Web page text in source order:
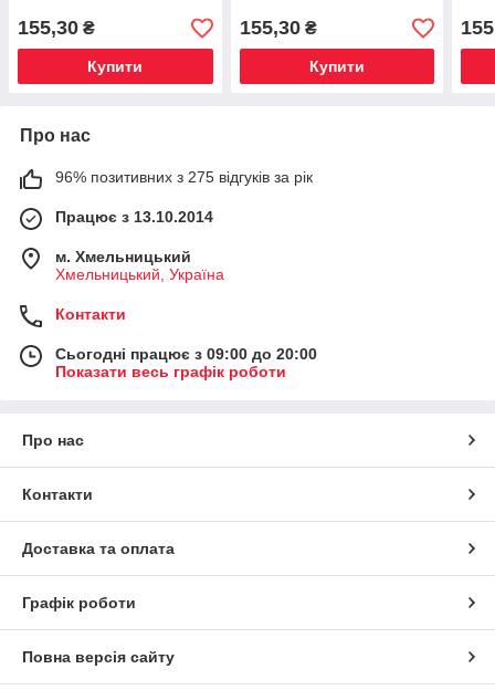
155,30 ₴
Купити
155,30₴
Купити
Про нас
96% позитивних з 275 відгуків за рік
Працює з 13.10.2014
м. Хмельницький
Хмельницький, Україна
Контакти
Сьогодні працює з 09:00 до 20:00
Показати весь графік роботи
Про нас
Контакти
Доставка та оплата
Графік роботи
Повна версія сайту